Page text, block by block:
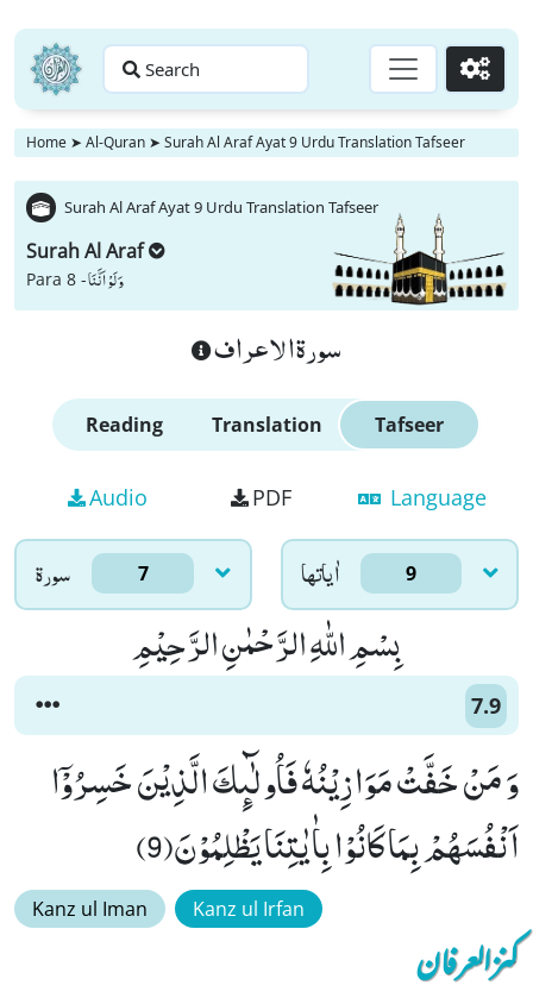
Search Go
Home ➤ Al-Quran ➤ Surah Al Araf Ayat 9 Urdu Translation Tafseer
Surah Al Araf Ayat 9 Urdu Translation Tafseer
Surah Al Araf
Para 8 -وَ لَوْ اَنَّنَا
سورة الاعراف
Reading Translation Tafseer
Audio PDF Language
سورۃ 7 اٰياتها 9
بِسْمِ اللّٰهِ الرَّحْمٰنِ الرَّحِیْمِ
7.9
وَ مَنْ خَفَّتْ مَوَازِیْنُهٗ فَاُولٰٓىٕكَ الَّذِیْنَ خَسِرُوْۤا
اَنْفُسَهُمْ بِمَا كَانُوْا بِاٰیٰتِنَا یَظْلِمُوْنَ(9)
Kanz ul Iman Kanz ul Irfan
کنزالعرفان